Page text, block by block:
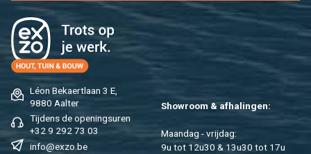
Léon Be­kaert­laan 3 E,
9880 Aal­ter
Tij­dens de ope­nings­uren
+32 9 292 73 03
info@​exzo.​be
Show­room & af­ha­lin­gen:
Maan­dag - vrij­dag:
9u tot 12u30 & 13u30 tot 17u